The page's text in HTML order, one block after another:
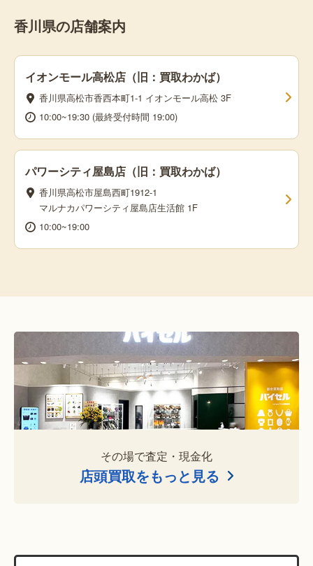
香川県の店舗案内
イオンモール高松店（旧：買取わかば）
香川県高松市香西本町1-1 イオンモール高松 3F
10:00~19:30 (最終受付時間 19:00)
パワーシティ屋島店（旧：買取わかば）
香川県高松市屋島西町1912-1
マルナカパワーシティ屋島店生活館 1F
10:00~19:00
その場で査定・現金化
店頭買取をもっと見る